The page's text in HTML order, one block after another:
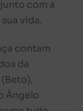
com a
vida.
contam
da
Ângelo